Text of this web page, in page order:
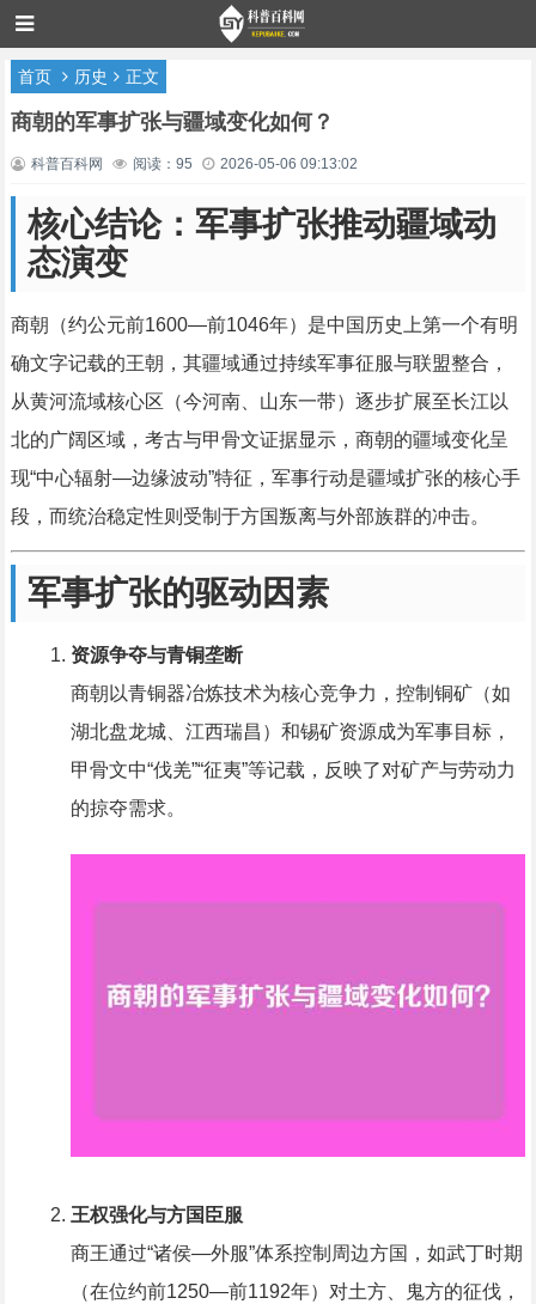
首页 历史 正文
商朝的军事扩张与疆域变化如何？
科普百科网 阅读：95 2026-05-06 09:13:02
核心结论：军事扩张推动疆域动
态演变
商朝（约公元前1600—前1046年）是中国历史上第一个有明
确文字记载的王朝，其疆域通过持续军事征服与联盟整合，
从黄河流域核心区（今河南、山东一带）逐步扩展至长江以
北的广阔区域，考古与甲骨文证据显示，商朝的疆域变化呈
现“中心辐射—边缘波动”特征，军事行动是疆域扩张的核心手
段，而统治稳定性则受制于方国叛离与外部族群的冲击。
军事扩张的驱动因素
资源争夺与青铜垄断
商朝以青铜器冶炼技术为核心竞争力，控制铜矿（如
湖北盘龙城、江西瑞昌）和锡矿资源成为军事目标，
甲骨文中“伐羌”“征夷”等记载，反映了对矿产与劳动力
的掠夺需求。
王权强化与方国臣服
商王通过“诸侯—外服”体系控制周边方国，如武丁时期
（在位约前1250—前1192年）对土方、鬼方的征伐，